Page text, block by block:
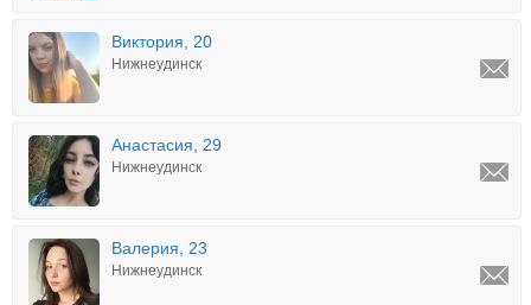
Виктория, 20
Нижнеудинск
Анастасия, 29
Нижнеудинск
Валерия, 23
Нижнеудинск